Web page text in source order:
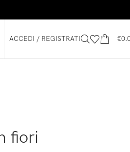
ACCEDI / REGISTRATI €
fiori